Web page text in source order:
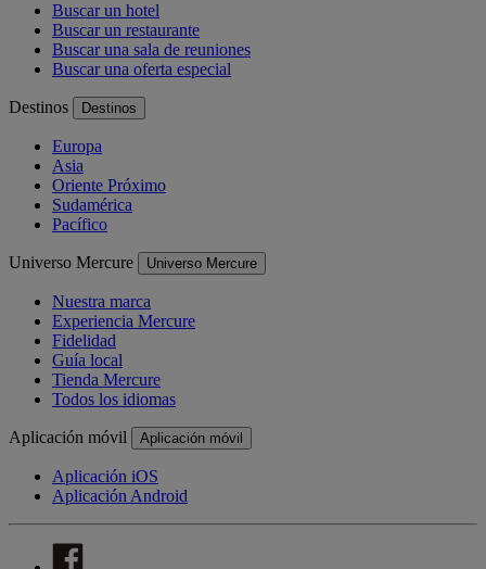
Buscar un hotel
Buscar un restaurante
Buscar una sala de reuniones
Buscar una oferta especial
Destinos Destinos
Europa
Asia
Oriente Próximo
Sudamérica
Pacífico
Universo Mercure Universo Mercure
Nuestra marca
Experiencia Mercure
Fidelidad
Guía local
Tienda Mercure
Todos los idiomas
Aplicación móvil Aplicación móvil
Aplicación iOS
Aplicación Android